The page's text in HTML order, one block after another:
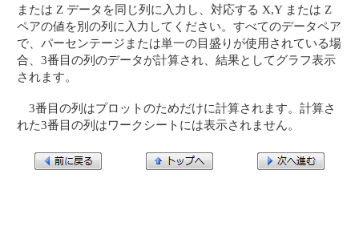
または Z データを同じ列に入力し、対応する X,Y または Z
ペアの値を別の列に入力してください。すべてのデータペア
で、パーセンテージまたは単一の目盛りが使用されている場
合、3番目の列のデータが計算され、結果としてグラフ表示
されます。
3番目の列はプロットのためだけに計算されます。計算さ
れた3番目の列はワークシートには表示されません。